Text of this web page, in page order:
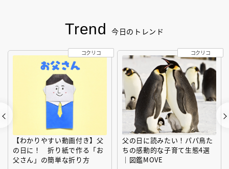
Trend 今日のトレンド
【わかりやすい動画付き】父
の日に！ 折り紙で作る「お
父さん」の簡単な折り方
コクリコ
父の日に読みたい！パパ鳥た
ちの感動的な子育て生態4選
｜図鑑MOVE
コクリコ